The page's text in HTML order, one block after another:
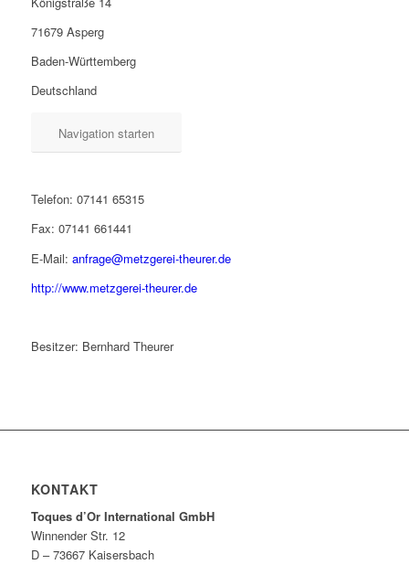
71679 Asperg
Baden-Württemberg
Deutschland
Navigation starten
Telefon: 07141 65315
Fax: 07141 661441
E-Mail: anfrage@metzgerei-theurer.de
http://www.metzgerei-theurer.de
Besitzer: Bernhard Theurer
KONTAKT
Toques d’Or International GmbH
Winnender Str. 12
D – 73667 Kaisersbach